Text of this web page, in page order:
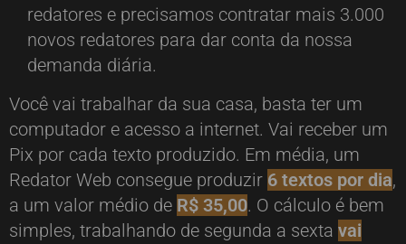
redatores e precisamos contratar mais 3.000
novos redatores para dar conta da nossa
demanda diária.
Você vai trabalhar da sua casa, basta ter um
computador e acesso a internet. Vai receber um
Pix por cada texto produzido. Em média, um
Redator Web consegue produzir 6 textos por dia,
a um valor médio de R$ 35,00. O cálculo é bem
simples, trabalhando de segunda a sexta vai